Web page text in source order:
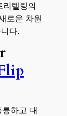
리텔링의
로운 차원
다.
하고 대